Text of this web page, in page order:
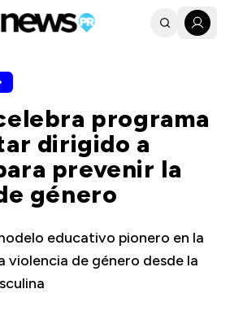
programa
dirigido a
prevenir la
género
educativo pionero en la
violencia de género desde la